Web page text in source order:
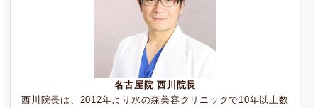
名古屋院 西川院長
西川院長は、2012年より水の森美容クリニックで10年以上数